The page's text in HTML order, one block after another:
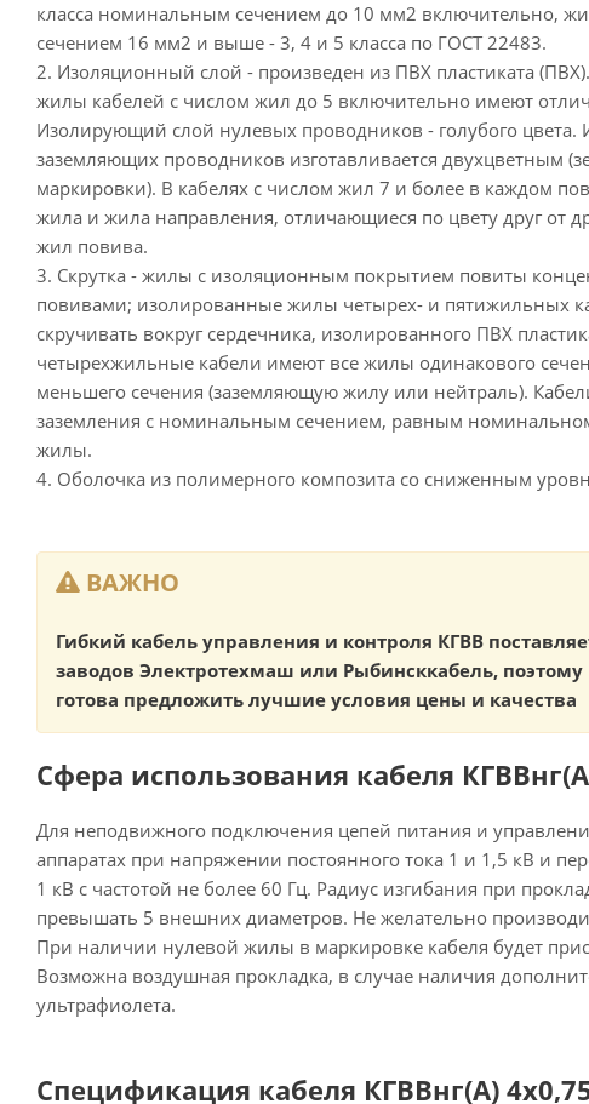
класса номинальным сечением до 10 мм2 включительно,
сечением 16 мм2 и выше - 3, 4 и 5 класса по ГОСТ 22483.
2. Изоляционный слой - произведен из ПВХ пластиката
жилы кабелей с числом жил до 5 включительно имеют
Изолирующий слой нулевых проводников - голубого
заземляющих проводников изготавливается двухцветным
маркировки). В кабелях с числом жил 7 и более в каждом
жила и жила направления, отличающиеся по цвету друг от
жил повива.
3. Скрутка - жилы с изоляционным покрытием повиты
повивами; изолированные жилы четырех- и пятижильных
скручивать вокруг сердечника, изолированного ПВХ
четырехжильные кабели имеют все жилы одинакового
меньшего сечения (заземляющую жилу или нейтраль).
заземления с номинальным сечением, равным
жилы.
4. Оболочка из полимерного композита со сниженным
ВАЖНО
Гибкий кабель управления и контроля КГВВ
заводов Электротехмаш или Рыбинсккабель,
готова предложить лучшие условия цены и качества
Сфера использования кабеля
Для неподвижного подключения цепей питания и
аппаратах при напряжении постоянного тока 1 и 1,5 кВ и
1 кВ с частотой не более 60 Гц. Радиус изгибания при
превышать 5 внешних диаметров. Не желательно
При наличии нулевой жилы в маркировке кабеля будет
Возможна воздушная прокладка, в случае наличия
ультрафиолета.
Спецификация кабеля КГВВнг(А)